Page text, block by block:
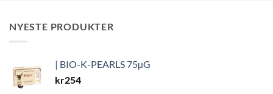
NYESTE PRODUKTER
| BIO-K-PEARLS 75µG
kr254